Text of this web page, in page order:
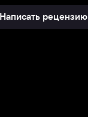
Написать рецензию